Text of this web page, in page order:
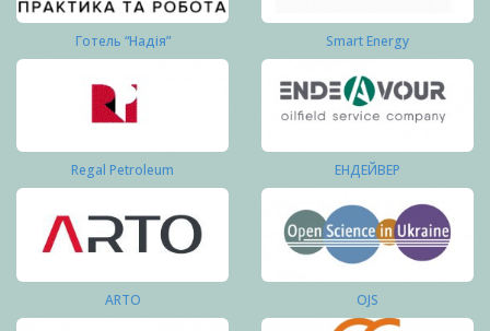
Готель “Надія” Smart Energy
Regal Petroleum ЕНДЕЙВЕР
ARTO OJS